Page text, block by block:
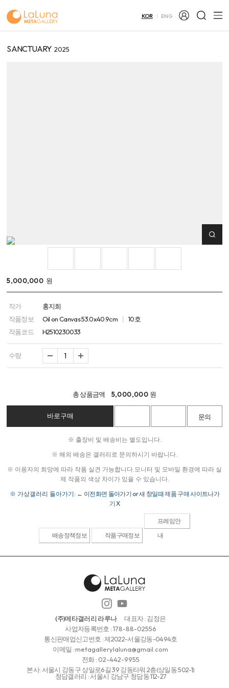
KOR ENG
SANCTUARY 2025
5,000,000 원
작가
홍지희
작품정보
Oil on Canvas 53.0x40.9cm
10호
작품코드
H2510230033
수량
총 상품금액 5,000,000 원
※ 출장비 및 배송비는 별도입니다.
※ 해외 배송은 갤러리로 문의하시기 바랍니다.
※ 이용자의 희망에 따라 작품 실견 가능합니다. 모니터 및 모바일 환경에 따라 실
제 작품의 색상 차이가 있을 수 있습니다.
※ 가상갤러리 돌아가기: ← 이전화면 돌아가기 or 새 창일때 제품 구매 사이트나가
기 X
배송정책정보 작품구매정보
프레임안
내
(주)메타갤러리 라루나
대표자 : 김정은
사업자등록번호 :178-88-02556
통신판매업신고번호 : 제2022-서울강동-0494호
이메일 :metagallerylaluna@gmail.com
전화 : 02-442-9955
본사: 서울시 강동구 상일로6길 39 강동타워 2층(상일동 502-1)
청담갤러리 : 서울시 강남구 청담동 112-27